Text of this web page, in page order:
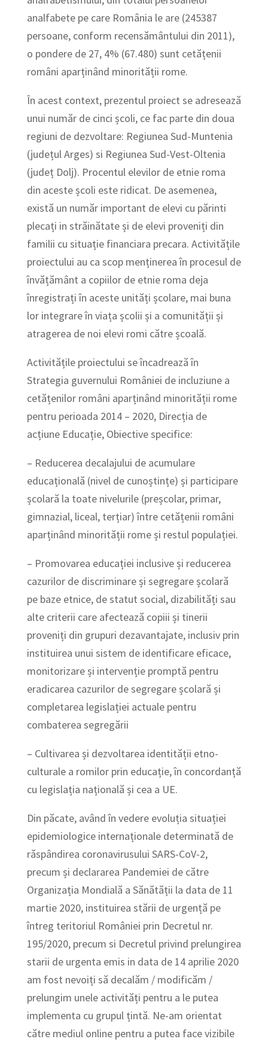
analfabete pe care România le are (245387
persoane, conform recensământului din 2011),
o pondere de 27, 4% (67.480) sunt cetățenii
români aparținând minorității rome.
În acest context, prezentul proiect se adresează
unui număr de cinci școli, ce fac parte din doua
regiuni de dezvoltare: Regiunea Sud-Muntenia
(județul Arges) si Regiunea Sud-Vest-Oltenia
(județ Dolj). Procentul elevilor de etnie roma
din aceste școli este ridicat. De asemenea,
există un număr important de elevi cu părinti
plecați in străinătate și de elevi proveniți din
familii cu situație financiara precara. Activitățile
proiectului au ca scop menținerea în procesul de
învățământ a copiilor de etnie roma deja
înregistrați în aceste unități școlare, mai buna
lor integrare în viața școlii și a comunității și
atragerea de noi elevi romi către școală.
Activitățile proiectului se încadrează în
Strategia guvernului României de incluziune a
cetățenilor români aparținând minorității rome
pentru perioada 2014 – 2020, Direcția de
acțiune Educație, Obiective specifice:
– Reducerea decalajului de acumulare
educațională (nivel de cunoștințe) și participare
școlară la toate nivelurile (preșcolar, primar,
gimnazial, liceal, terțiar) între cetățenii români
aparținând minorității rome și restul populației.
– Promovarea educației inclusive și reducerea
cazurilor de discriminare și segregare școlară
pe baze etnice, de statut social, dizabilități sau
alte criterii care afectează copiii și tinerii
proveniți din grupuri dezavantajate, inclusiv prin
instituirea unui sistem de identificare eficace,
monitorizare și intervenție promptă pentru
eradicarea cazurilor de segregare școlară și
completarea legislației actuale pentru
combaterea segregării
– Cultivarea și dezvoltarea identității etno-
culturale a romilor prin educație, în concordanță
cu legislația națională și cea a UE.
Din păcate, având în vedere evoluția situației
epidemiologice internaționale determinată de
răspândirea coronavirusului SARS-CoV-2,
precum și declararea Pandemiei de către
Organizația Mondială a Sănătății la data de 11
martie 2020, instituirea stării de urgență pe
întreg teritoriul României prin Decretul nr.
195/2020, precum si Decretul privind prelungirea
starii de urgenta emis in data de 14 aprilie 2020
am fost nevoiți să decalăm / modificăm /
prelungim unele activități pentru a le putea
implementa cu grupul țintă. Ne-am orientat
către mediul online pentru a putea face vizibile